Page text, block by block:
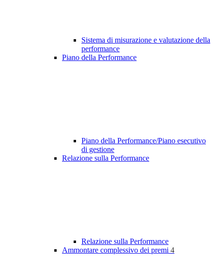
Sistema di misurazione e valutazione della
performance
Piano della Performance
Piano della Performance/Piano esecutivo
di gestione
Relazione sulla Performance
Relazione sulla Performance
Ammontare complessivo dei premi 4